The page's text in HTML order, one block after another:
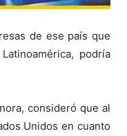
de ese país que
podría
consideró que al
Unidos en cuanto